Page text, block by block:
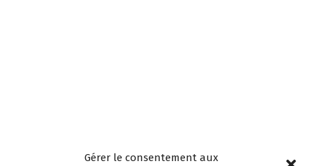
Gérer le consentement aux